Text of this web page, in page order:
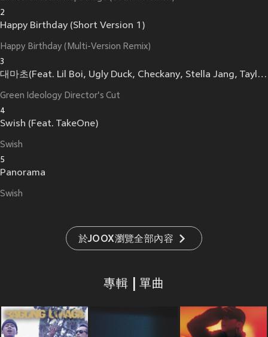
2
Happy Birthday (Short Version 1)
Happy Birthday (Multi-Version Remix)
3
대마초(Feat. Lil Boi, Ugly Duck, Checkany, Stella Jang, Taylor, Cheska, HYST)
Green Ideology Director's Cut
4
Swish (Feat. TakeOne)
Swish
5
Panorama
Swish
於JOOX瀏覽全部內容
專輯 | 單曲